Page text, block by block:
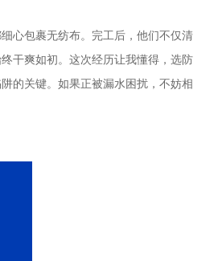
心包裹无纺布。完工后，他们不仅清
干爽如初。这次经历让我懂得，选防
的关键。如果正被漏水困扰，不妨相